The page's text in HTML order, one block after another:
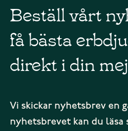
Beställ vårt
få bästa
direkt i din
Vi skickar nyhetsbrev en
nyhetsbrevet kan du läsa